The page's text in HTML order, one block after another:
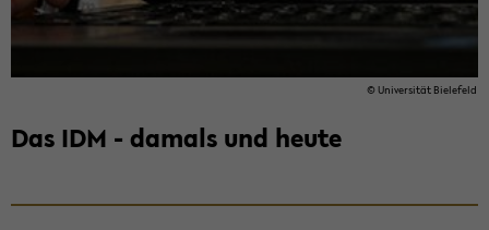
© Uni­ver­si­tät Bie­le­feld
Das IDM - da­mals und heute